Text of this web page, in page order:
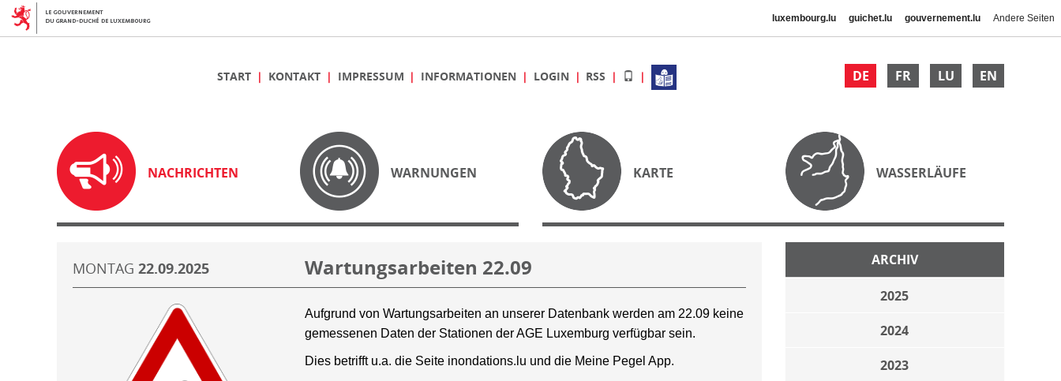
luxembourg.lu guichet.lu gouvernement.lu Andere Seiten
DE FR LU EN
START KONTAKT IMPRESSUM INFORMATIONEN LOGIN RSS
NACHRICHTEN WARNUNGEN KARTE WASSERLÄUFE
ARCHIV
2025
2024
2023
MONTAG 22.09.2025 Wartungsarbeiten 22.09
Aufgrund von Wartungsarbeiten an unserer Datenbank werden am 22.09 keine
gemessenen Daten der Stationen der AGE Luxemburg verfügbar sein.
Dies betrifft u.a. die Seite inondations.lu und die Meine Pegel App.